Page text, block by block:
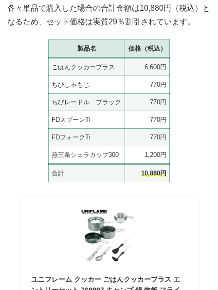
各々単品で購入した場合の合計金額は10,880円（税込）と
なるため、セット価格は実質29％割引されています。
製品名 価格（税込）
ごはんクッカープラス 6,600円
ちびしゃもじ 770円
ちびレードル ブラック 770円
FDスプーンTi 770円
FDフォークTi 770円
燕三条シェラカップ300 1,200円
合計 10,880円
ユニフレーム クッカー ごはんクッカープラス エ